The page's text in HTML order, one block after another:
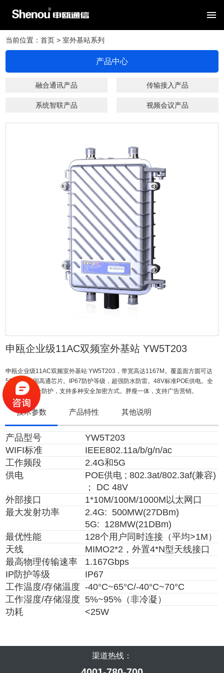
当前位置：首页 > 室外基站系列
产品中心
融合通讯产品 传输接入产品
系统智联产品 视频会议产品
申瓯企业级11AC双频室外基站 YW5T203
申瓯企业级11AC双频室外基站 YW5T203，带宽高达1167M。覆盖面方圆可达
500M。美国高通芯片。IP67防护等级，超强防水防雷。48V标准POE供电。全
面的无线安全防护，支持多种安全加密方式。胖瘦一体，支持广告营销。
技术参数 产品特性 其他说明
产品型号
YW5T203
WIFI标准
IEEE802.11a/b/g/n/ac
工作频段
2.4G和5G
供电
POE供电 ; 802.3at/802.3af(兼容)
； DC 48V
外部接口
1*10M/100M/1000M以太网 口
最大发射功率
2.4G: 500MW(27DBm)
5G: 128MW(21DBm)
最优性能
128个用户同时连接（平均>1M）
天线
MIMO2*2，外置4*N型天线接口
最高物理传输速率
1.167Gbps
IP防护等级
IP67
工作温度/存储温度 -40°C~65°C/-40°C~70°C
工作湿度/存储湿度 5%~95%（非冷凝）
功耗
<25W
渠道热线：
产品中心
服务支持
网站导航